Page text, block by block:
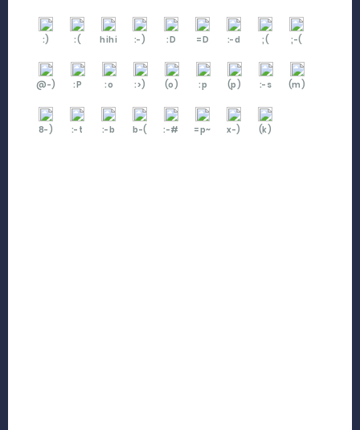
:) :( hihi :-) :D =D :-d ;( ;-(
@-) :P :o :>) (o) :p (p) :-s (m)
8-) :-t :-b b-( :-# =p~ x-) (k)